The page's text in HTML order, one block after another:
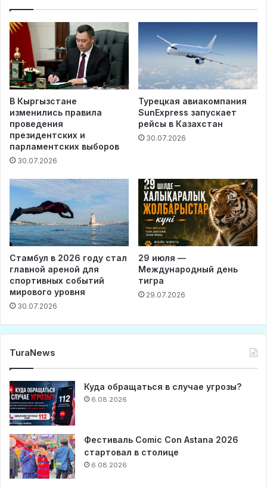
В Кыргызстане
изменились правила
проведения
президентских и
парламентских выборов
30.07.2026
Турецкая авиакомпания
SunExpress запускает
рейсы в Казахстан
30.07.2026
Стамбул в 2026 году стал
главной ареной для
спортивных событий
мирового уровня
30.07.2026
29 июля —
Международный день
тигра
29.07.2026
TuraNews
Куда обращаться в случае угрозы?
6.08.2026
Фестиваль Comic Con Astana 2026
стартовал в столице
6.08.2026